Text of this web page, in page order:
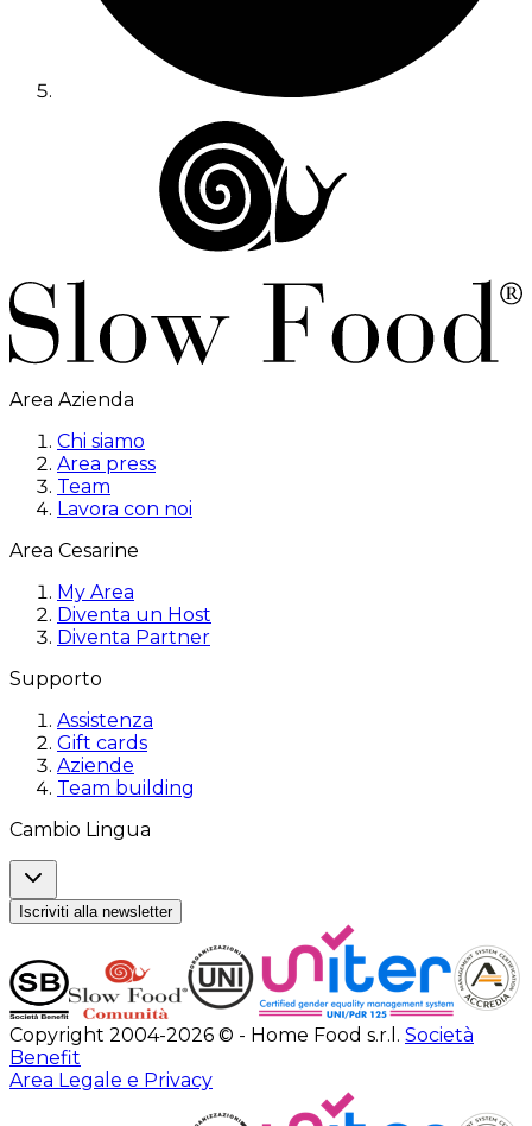
Area Azienda
Chi siamo
Area press
Team
Lavora con noi
Area Cesarine
My Area
Diventa un Host
Diventa Partner
Supporto
Assistenza
Gift cards
Aziende
Team building
Cambio Lingua
Iscriviti alla newsletter
Copyright 2004-2026 © - Home Food s.r.l. Società
Benefit
Area Legale e Privacy